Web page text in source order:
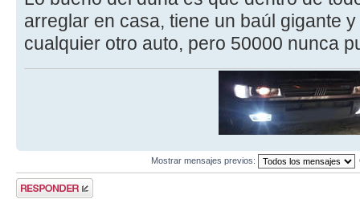
arreglar en casa, tiene un baúl gigante
cualquier otro auto, pero 50000 nunca
Mostrar mensajes previos:
Publicar una
respuesta